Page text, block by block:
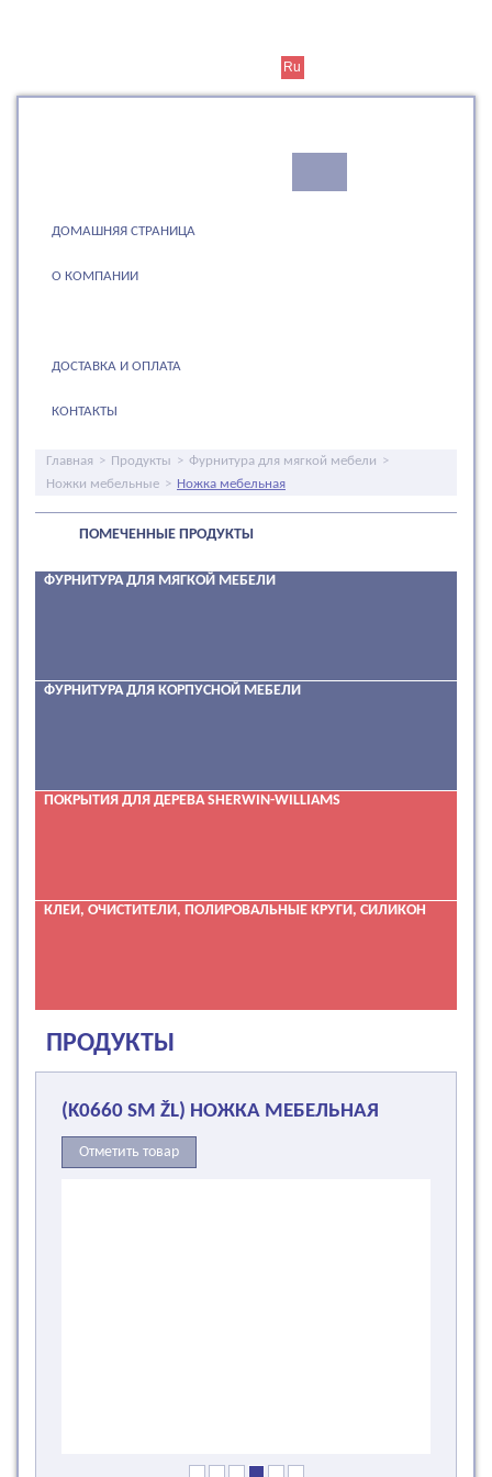
Ru
ДОМАШНЯЯ СТРАНИЦА
О КОМПАНИИ
ДОСТАВКА И ОПЛАТА
КОНТАКТЫ
Главная > Продукты > Фурнитура для мягкой мебели >
Ножки мебельные > Ножка мебельная
ПОМЕЧЕННЫЕ ПРОДУКТЫ
ФУРНИТУРА ДЛЯ МЯГКОЙ МЕБЕЛИ
ФУРНИТУРА ДЛЯ КОРПУСНОЙ МЕБЕЛИ
ПОКРЫТИЯ ДЛЯ ДЕРЕВА SHERWIN-WILLIAMS
КЛЕИ, ОЧИСТИТЕЛИ, ПОЛИРОВАЛЬНЫЕ КРУГИ, СИЛИКОН
ПРОДУКТЫ
(K0660 SM ŽL) НОЖКА МЕБЕЛЬНАЯ
Отметить товар